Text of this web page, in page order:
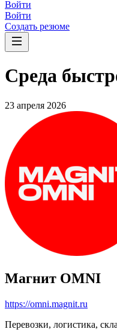
Войти
Войти
Создать резюме
Среда
23 апреля 2026
Магнит OMNI
https://omni.magnit.ru
Перевозки, логистика,